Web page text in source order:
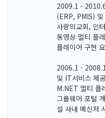
2009.1 -
(ERP, PMIS)
사랑의교회, 인
동영상 멀티 플
플레이어 구현
2006.1 -
및 IT서비스 제공
M.NET 멀티 플
그룹웨어 포털
설 사내 메신저